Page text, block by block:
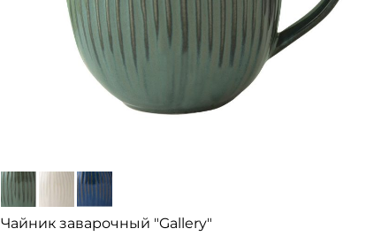
Чайник заварочный "Gallery"